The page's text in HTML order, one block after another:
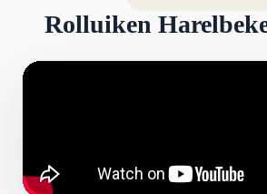
Rolluiken